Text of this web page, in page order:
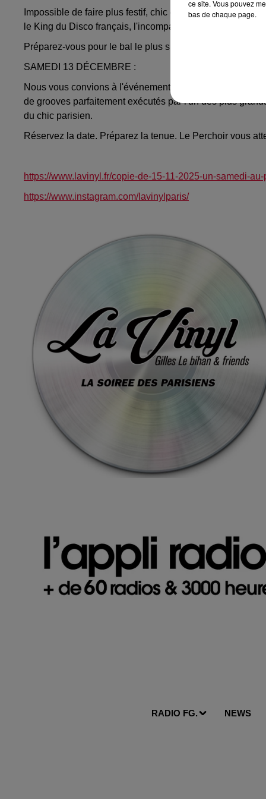
Impossible de faire plus festif, chic et résolument disco
le King du Disco français, l'incomparable David Stepanoff.
Préparez-vous pour le bal le plus spectaculaire de l'année.
SAMEDI 13 DÉCEMBRE :
Nous vous convions à l'événement qui scellera
de grooves parfaitement exécutés par l'un des plus
du chic parisien.
Réservez la date. Préparez la tenue. Le Perchoir vous
https://www.lavinyl.fr/copie-de-15-11-2025-un-samedi-au-
https://www.instagram.com/lavinylparis/
RADIO FG. NEWS
ce site. Vous pouvez
bas de chaque page.